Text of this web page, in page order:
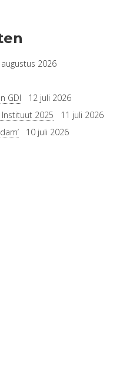
2026
GDI
12 juli 2026
Instituut 2025
11 juli 2026
10 juli 2026